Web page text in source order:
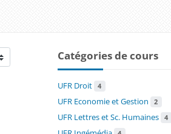
Catégories de cours
UFR Droit 4
UFR Economie et Gestion 2
UFR Lettres et Sc. Humaines 4